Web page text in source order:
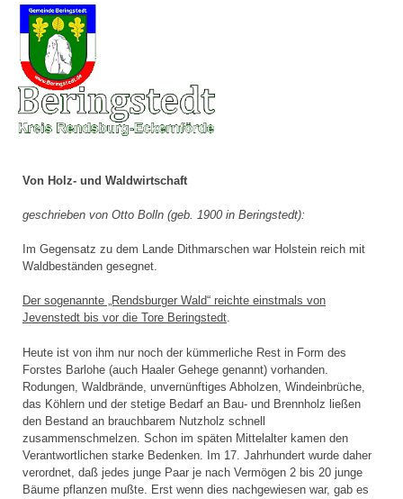
Von Holz- und Waldwirtschaft
geschrieben von Otto Bolln (geb. 1900 in Beringstedt):
Im Gegensatz zu dem Lande Dithmarschen war Holstein reich mit
Waldbeständen gesegnet.
Der sogenannte „Rendsburger Wald“ reichte einstmals von
Jevenstedt bis vor die Tore Beringstedt.
Heute ist von ihm nur noch der kümmerliche Rest in Form des
Forstes Barlohe (auch Haaler Gehege genannt) vorhanden.
Rodungen, Waldbrände, unvernünftiges Abholzen, Windeinbrüche,
das Köhlern und der stetige Bedarf an Bau- und Brennholz ließen
den Bestand an brauchbarem Nutzholz schnell
zusammenschmelzen. Schon im späten Mittelalter kamen den
Verantwortlichen starke Bedenken. Im 17. Jahrhundert wurde daher
verordnet, daß jedes junge Paar je nach Vermögen 2 bis 20 junge
Bäume pflanzen mußte. Erst wenn dies nachgewiesen war, gab es